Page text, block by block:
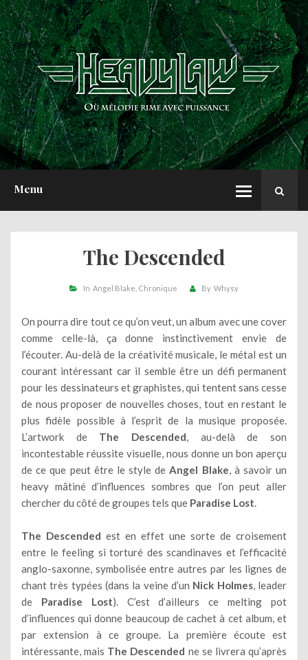
Menu
ACCUEIL
NEWS
CHRONIQUES
INTERVIEWS
REPORTS
A PROPOS
The Descended
In Angel Blake Chronique By Whysy
On pourra dire tout ce qu’on veut, un album avec une cover
comme celle-là, ça donne instinctivement envie de
l’écouter. Au-delà de la créativité musicale, le métal est un
courant intéressant car il semble être un défi permanent
pour les dessinateurs et graphistes, qui tentent sans cesse
de nous proposer de nouvelles choses, tout en restant le
plus fidèle possible à l’esprit de la musique proposée.
L’artwork de The Descended, au-delà de son
incontestable réussite visuelle, nous donne un bon aperçu
de ce que peut être le style deAngel Blake, à savoir un
heavy mâtiné d’influences sombres que l’on peut aller
chercher du côté de groupes tels que Paradise Lost.
The Descended est en effet une sorte de croisement
entre le feeling si torturé des scandinaves et l’efficacité
anglo-saxonne, symbolisée entre autres par les lignes de
chant très typées (dans la veine d’un Nick Holmes, leader
de Paradise Lost). C’est d’ailleurs ce melting pot
d’influences qui donne beaucoup de cachet à cet album, et
par extension à ce groupe. La première écoute est
intéressante, mais The Descended ne se livrera qu’après